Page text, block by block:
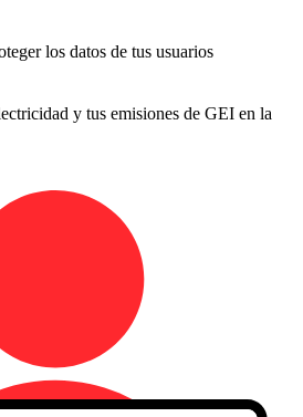
los datos de tus usuarios
y tus emisiones de GEI en la